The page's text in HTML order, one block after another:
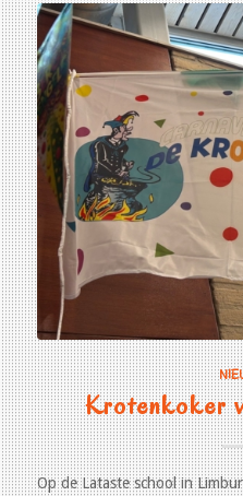
Krotenkoker
Op de Lataste school in